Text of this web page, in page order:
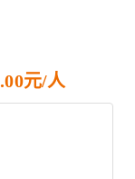
元/人